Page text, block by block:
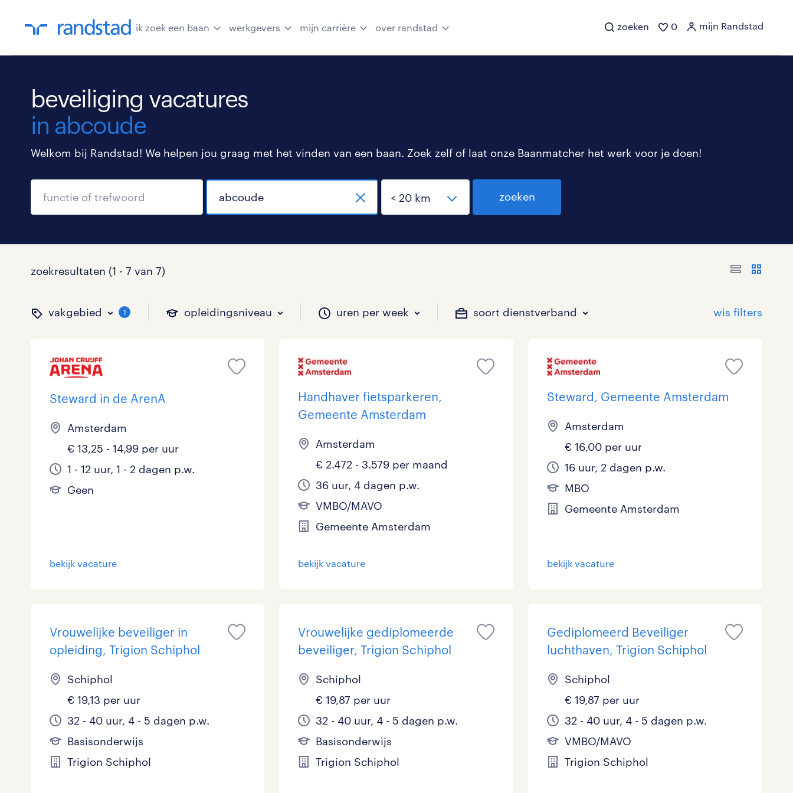
ik zoek een baan werkgevers mijn carrière over randstad zoeken 0 mijn Randstad
beveiliging vacatures
in abcoude
Welkom bij Randstad! We helpen jou graag met het vinden van een baan. Zoek zelf of laat onze Baanmatcher het werk voor je doen!
zoeken
zoekresultaten (1 - 7 van 7)
vakgebied 1 opleidingsniveau uren per week soort dienstverband
binnen welk vakgebied wil je werken?
Administratief Bouw
Chauffeurs Commercieel / Verkoop
Engineering Financieel Horeca / Catering
Juridisch
Onderwijs Overheid
Secretarieel Supply chain & procurement Techniek
Webcare Zorg / Verpleging
toon 7 resultaten
op welk niveau zoek je vacatures?
Basisonderwijs HAVO/VWO 0
LBO, MAVO, VMBO 0 MBO
MBO, HAVO, VWO Master 0 Ondersteunend onderwijs
hoeveel uren per week wil je werken?
0 - 8 uur 17 - 24 uur 0
33 - 36 uur 1 37 - 40+ uur
welk soort dienstverband zou jij willen?
Detachering Tijdelijk met uitzicht op vast
Steward in de ArenA
Amsterdam
€ 13,25 - 14,99 per uur
1 - 12 uur, 1 - 2 dagen p.w.
Geen
bekijk vacature
Handhaver fietsparkeren,
Gemeente Amsterdam
Amsterdam
€ 2.472 - 3.579 per maand
36 uur, 4 dagen p.w.
VMBO/MAVO
Gemeente Amsterdam
bekijk vacature
Steward, Gemeente Amsterdam
Amsterdam
€ 16,00 per uur
16 uur, 2 dagen p.w.
MBO
Gemeente Amsterdam
bekijk vacature
Vrouwelijke beveiliger in
opleiding, Trigion Schiphol
Schiphol
€ 19,13 per uur
32 - 40 uur, 4 - 5 dagen p.w.
Basisonderwijs
Trigion Schiphol
Vrouwelijke gediplomeerde
beveiliger, Trigion Schiphol
Schiphol
€ 19,87 per uur
32 - 40 uur, 4 - 5 dagen p.w.
Basisonderwijs
Trigion Schiphol
Gediplomeerd Beveiliger
luchthaven, Trigion Schiphol
Schiphol
€ 19,87 per uur
32 - 40 uur, 4 - 5 dagen p.w.
VMBO/MAVO
Trigion Schiphol